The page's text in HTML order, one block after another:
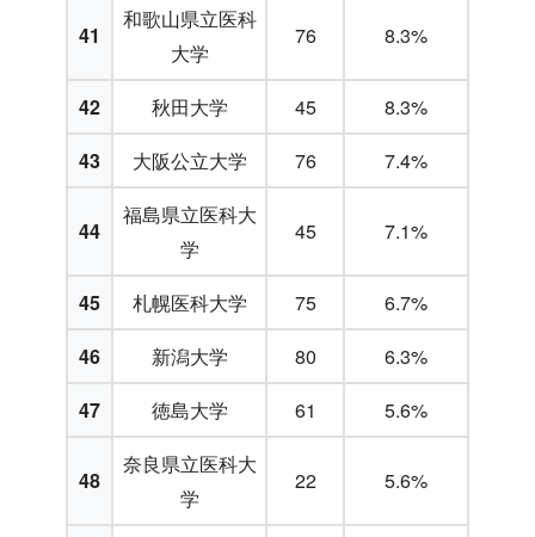
41
和歌山県立医科
大学
76 8.3%
42 秋田大学 45
8.3%
43
大阪公立大学 76 7.4%
44
福島県立医科大
学
45 7.1%
45 札幌医科大学 75
6.7%
46
新潟大学 80
6.3%
47
徳島大学 61 5.6%
48
奈良県立医科大
学
22 5.6%